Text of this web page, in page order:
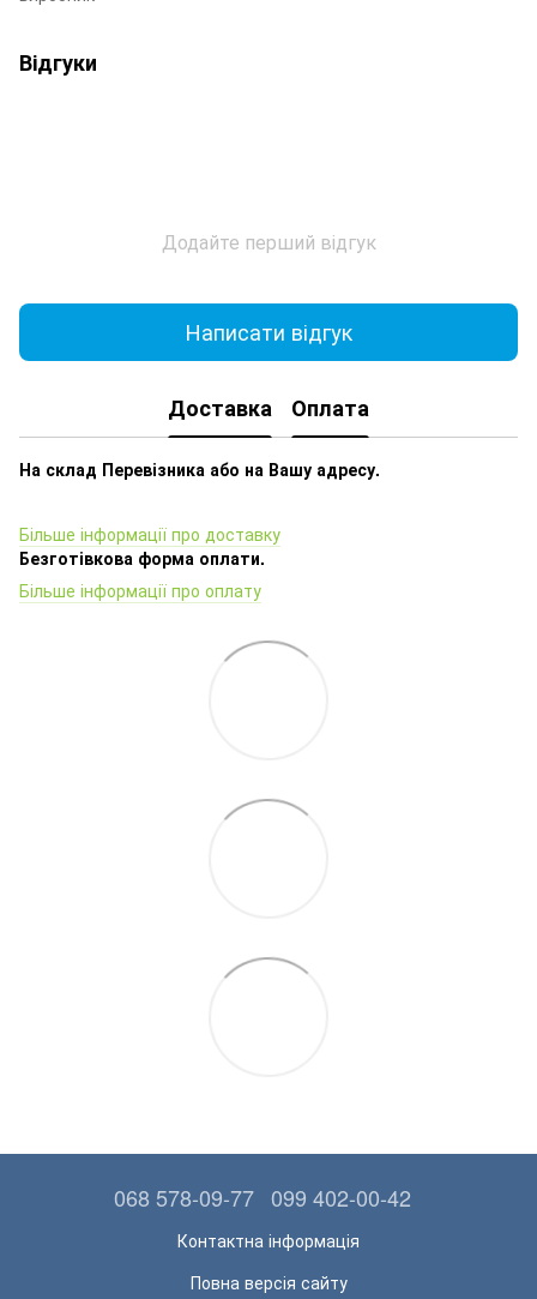
Відгуки
Додайте перший відгук
Написати відгук
Доставка Оплата
На склад Перевізника або на Вашу адресу.
Більше інформації про доставку
Безготівкова форма оплати.
Більше інформації про оплату
068 578-09-77 099 402-00-42
Контактна інформація
Повна версія сайту